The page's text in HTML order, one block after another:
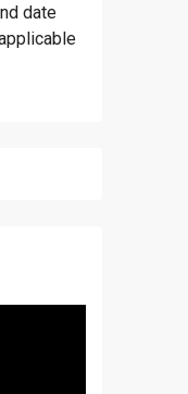
date